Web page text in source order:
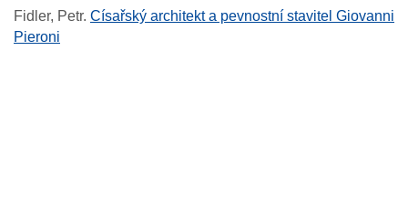
Fidler, Petr. Císařský architekt a pevnostní stavitel Giovanni
Pieroni